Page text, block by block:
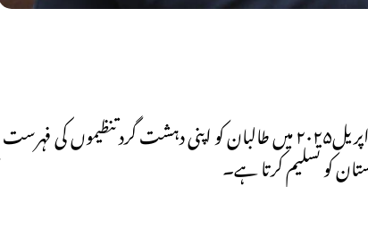
روس نے دودہائیاں قبل ۲۰۰۳ میں طالبان کو ایک دہشت گرد گروہ قرار دیا تھا، لیکن اس سال اپریل۲۰۲۵ میں طالبان کو اپنی دہشت گرد تنظیموں کی فہرست
کو تسلیم کرتا ہے۔